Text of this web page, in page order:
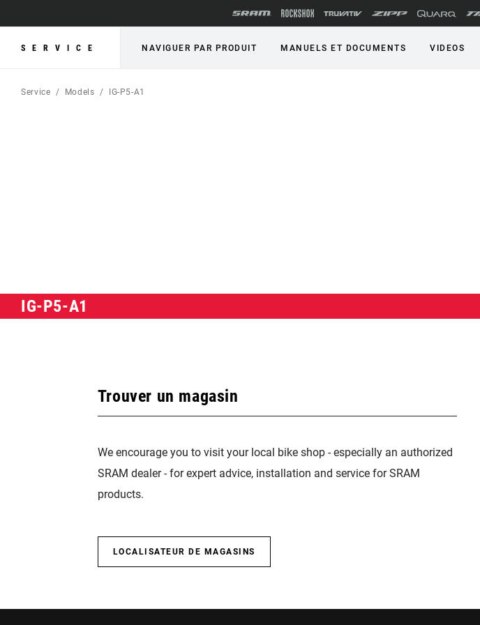
SERVICE NAVIGUER PAR PRODUIT MANUELS ET DOCUMENTS VIDEOS
Service Models IG-P5-A1
IG-P5-A1
Trouver un magasin
We encourage you to visit your local bike shop - especially an authorized
SRAM dealer - for expert advice, installation and service for SRAM
products.
LOCALISATEUR DE MAGASINS